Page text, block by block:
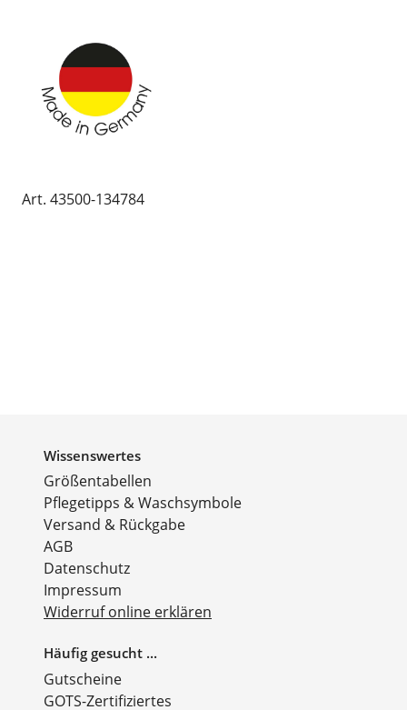
Art. 43500-134784
Wissenswertes
Größentabellen
Pflegetipps & Waschsymbole
Versand & Rückgabe
AGB
Datenschutz
Impressum
Widerruf online erklären
Häufig gesucht ...
Gutscheine
GOTS-Zertifiziertes